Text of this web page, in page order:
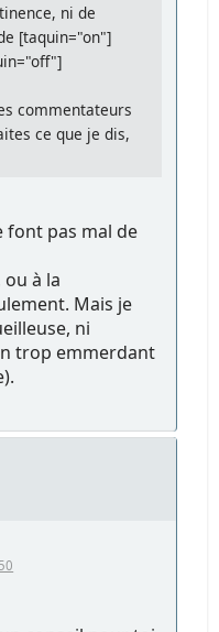
ni de
[taquin="on"]
commentateurs
ce que je dis,
font pas mal de
à la
Mais je
ni
trop emmerdant